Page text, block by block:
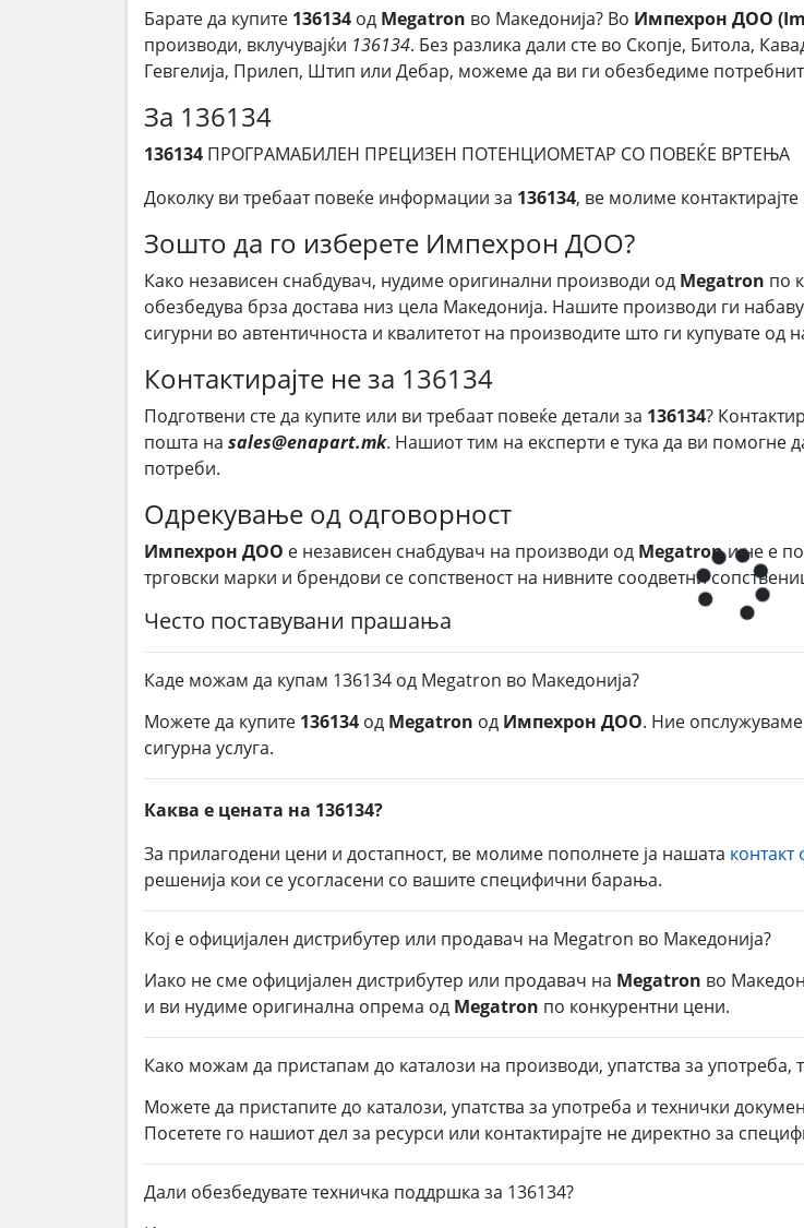
Барате да купите 136134 од Megatron во Македонија? Во Импехрон ДОО
производи, вклучувајќи 136134. Без разлика дали сте во Скопје, Битола,
Гевгелија, Прилеп, Штип или Дебар, можеме да ви ги обезбедиме
За 136134
136134 ПРОГРАМАБИЛЕН ПРЕЦИЗЕН ПОТЕНЦИОМЕТАР СО ПОВЕЌЕ ВРТЕЊА
Доколку ви требаат повеќе информации за 136134, ве молиме контактирајте
Зошто да го изберете Импехрон ДОО?
Како независен снабдувач, нудиме оригинални производи од Megatron по
обезбедува брза достава низ цела Македонија. Нашите производи ги
сигурни во автентичноста и квалитетот на производите што ги купувате од
Контактирајте не за 136134
Подготвени сте да купите или ви требаат повеќе детали за 136134?
пошта на sales@enapart.mk. Нашиот тим на експерти е тука да ви помогне
потреби.
Одрекување од одговорност
Импехрон ДОО е независен снабдувач на производи од Megatronи не е
трговски марки и брендови се сопственост на нивните соодветни
Често поставувани прашања
Каде можам да купам 136134 од Megatron во Македонија?
Можете да купите 136134 од Megatron од Импехрон ДОО. Ние
сигурна услуга.
Каква е цената на 136134?
За прилагодени цени и достапност, ве молиме пополнете ја нашата
решенија кои се усогласени со вашите специфични барања.
Кој е официјален дистрибутер или продавач на Megatron во Македонија?
Иако не сме официјален дистрибутер или продавач на Megatron во
и ви нудиме оригинална опрема од Megatron по конкурентни цени.
Како можам да пристапам до каталози на производи, упатства за употреба,
Можете да пристапите до каталози, упатства за употреба и технички
Посетете го нашиот дел за ресурси или контактирајте не директно за
Дали обезбедувате техничка поддршка за 136134?